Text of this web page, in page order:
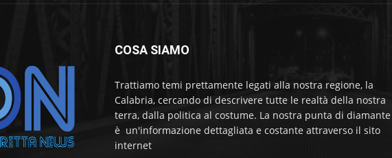
COSA SIAMO
Trattiamo temi prettamente legati alla nostra regione, la
Calabria, cercando di descrivere tutte le realtà della nostra
terra, dalla politica al costume. La nostra punta di diamante
è un'informazione dettagliata e costante attraverso il sito
internet